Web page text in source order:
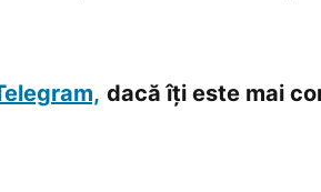
dacă îți este mai